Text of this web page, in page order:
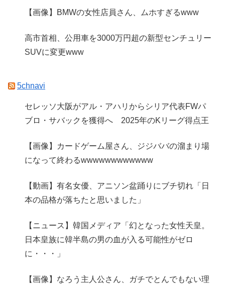
【画像】BMWの女性店員さん、ムホすぎるwww
高市首相、公用車を3000万円超の新型センチュリー
SUVに変更www
5chnavi
セレッソ大阪がアル・アハリからシリア代表FWパ
ブロ・サバックを獲得へ 2025年のKリーグ得点王
【画像】カードゲーム屋さん、ジジババの溜まり場
になって終わるwwwwwwwwwwww
【動画】有名女優、アニソン盆踊りにブチ切れ「日
本の品格が落ちたと思いました」
【ニュース】韓国メディア「幻となった女性天皇。
日本皇族に韓半島の男の血が入る可能性がゼロ
に・・・」
【画像】なろう主人公さん、ガチでとんでもない理